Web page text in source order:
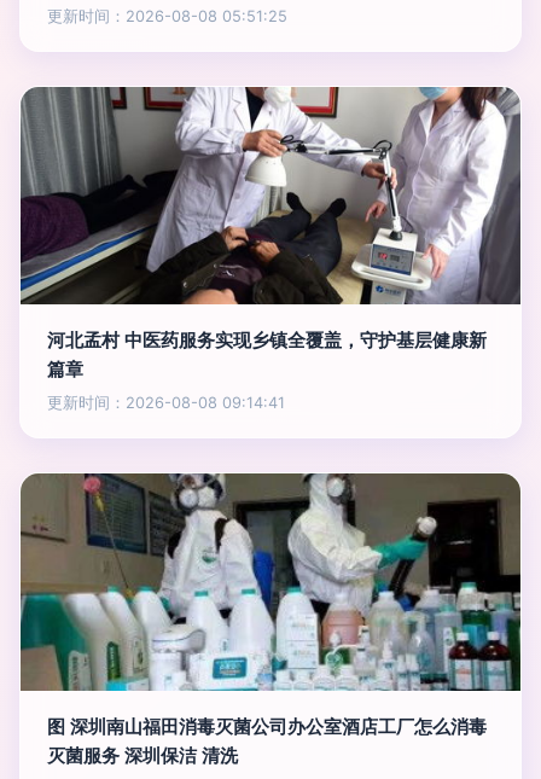
更新时间：2026-08-08 05:51:25
河北孟村 中医药服务实现乡镇全覆盖，守护基层健康新
篇章
更新时间：2026-08-08 09:14:41
图 深圳南山福田消毒灭菌公司办公室酒店工厂怎么消毒
灭菌服务 深圳保洁 清洗